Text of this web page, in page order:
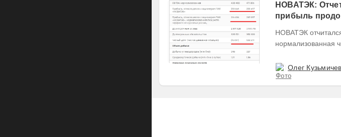
НОВАТЭК:
прибыль
НОВАТЭК
нормализованная
Олег Кузьмичев